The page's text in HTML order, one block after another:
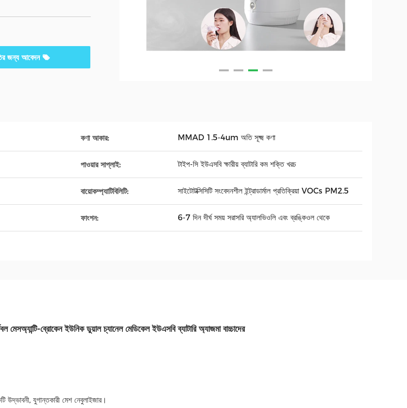
জন্য আবেদন
কণা আকার: MMAD 1.5-4um অতি সূক্ষ্ম কণা
পাওয়ার সাপ্লাই: টাইপ-সি ইউএসবি ক্ষারীয় ব্যাটারি কম শক্তি খরচ
বায়োকম্প্যাটিবিলিটি: সাইটোটক্সিসিটি সংবেদনশীল ইন্ট্রাডার্মাল প্রতিক্রিয়া VOCs PM2.5
ফাংশন: 6-7 দিন দীর্ঘ সময় সরাসরি অ্যালভিওলি এবং ব্রঙ্কিওল থেকে
ব্রোকেন ইউনিক ডুয়াল চ্যানেল মেডিকেল ইউএসবি ব্যাটারি অ্যাজমা বাচ্চাদের
যুগান্তকারী মেশ নেবুলাইজার।